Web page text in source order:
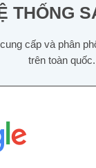
THỐNG
cấp và phân
trên toàn quốc.